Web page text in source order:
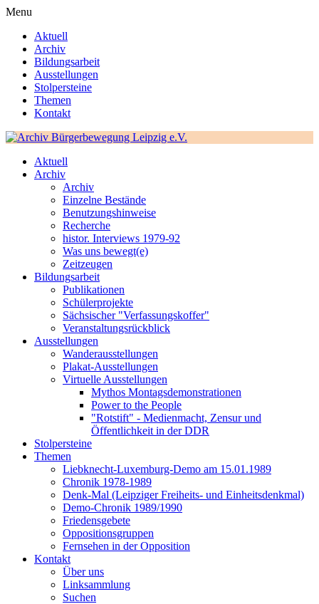
Menu
Aktuell
Archiv
Bildungsarbeit
Ausstellungen
Stolpersteine
Themen
Kontakt
Aktuell
Archiv
Archiv
Einzelne Bestände
Benutzungshinweise
Recherche
histor. Interviews 1979-92
Was uns bewegt(e)
Zeitzeugen
Bildungsarbeit
Publikationen
Schülerprojekte
Sächsischer "Verfassungskoffer"
Veranstaltungsrückblick
Ausstellungen
Wanderausstellungen
Plakat-Ausstellungen
Virtuelle Ausstellungen
Mythos Montagsdemonstrationen
Power to the People
"Rotstift" - Medienmacht, Zensur und
Öffentlichkeit in der DDR
Stolpersteine
Themen
Liebknecht-Luxemburg-Demo am 15.01.1989
Chronik 1978-1989
Denk-Mal (Leipziger Freiheits- und Einheitsdenkmal)
Demo-Chronik 1989/1990
Friedensgebete
Oppositionsgruppen
Fernsehen in der Opposition
Kontakt
Über uns
Linksammlung
Suchen